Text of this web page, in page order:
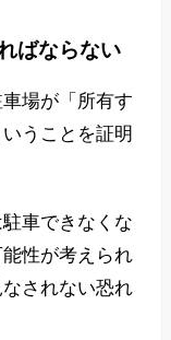
ばならない
場が「所有す
うことを証明
車できなくな
性が考えられ
されない恐れ